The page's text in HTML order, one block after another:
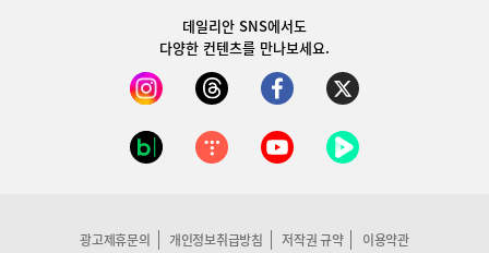
데일리안 SNS에서도
다양한 컨텐츠를 만나보세요.
광고제휴문의 개인정보취급방침 저작권 규약 이용약관